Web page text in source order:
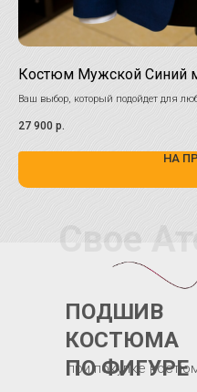
Костюм Мужской Синий
Ваш выбор, который подойдет для
27 900 р.
НА
при покупке
ПОДШИВ
КОСТЮМА
ПО ФИГУРЕ
Свое